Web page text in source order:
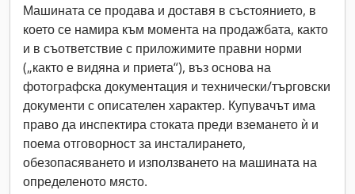
Машината се продава и доставя в състоянието, в
което се намира към момента на продажбата, както
и в съответствие с приложимите правни норми
(„както е видяна и приета“), въз основа на
фотографска документация и технически/търговски
документи с описателен характер. Купувачът има
право да инспектира стоката преди вземането ѝ и
поема отговорност за инсталирането,
обезопасяването и използването на машината на
определеното място.